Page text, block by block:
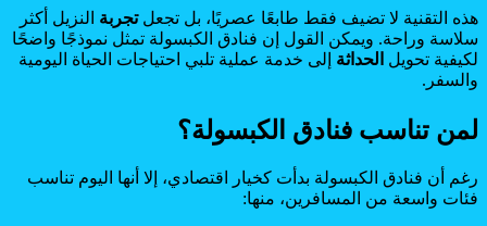
هذه التقنية لا تضيف فقط طابعًا عصريًا، بل تجعلتجربة النزيل أكثر
سلاسة وراحة. ويمكن القول إن فنادق الكبسولة تمثل نموذجًا واضحًا
لكيفية تحويل الحداثة إلى خدمة عملية تلبي احتياجات الحياة اليومية
والسفر.
لمن تناسب فنادق الكبسولة؟
رغم أن فنادق الكبسولة بدأت كخيار اقتصادي، إلا أنها اليوم تناسب
فئات واسعة من المسافرين، منها: